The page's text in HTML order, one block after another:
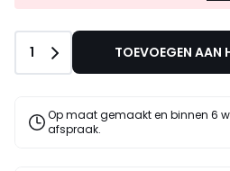
van
1939,00
toegepast.
Aantal
1 TOEVOEGEN AAN
Op maat gemaakt en binnen 6
afspraak.